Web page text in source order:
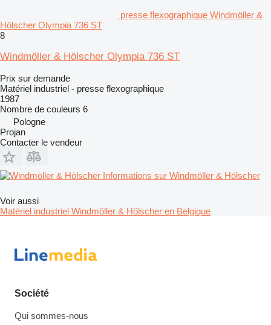
presse flexographique Windmöller &
Hölscher Olympia 736 ST
8
Windmöller & Hölscher Olympia 736 ST
Prix sur demande
Matériel industriel - presse flexographique
1987
Nombre de couleurs 6
Pologne
Projan
Contacter le vendeur
Informations sur Windmöller & Hölscher
Voir aussi
Matériel industriel Windmöller & Hölscher en Belgique
Société
Qui sommes-nous